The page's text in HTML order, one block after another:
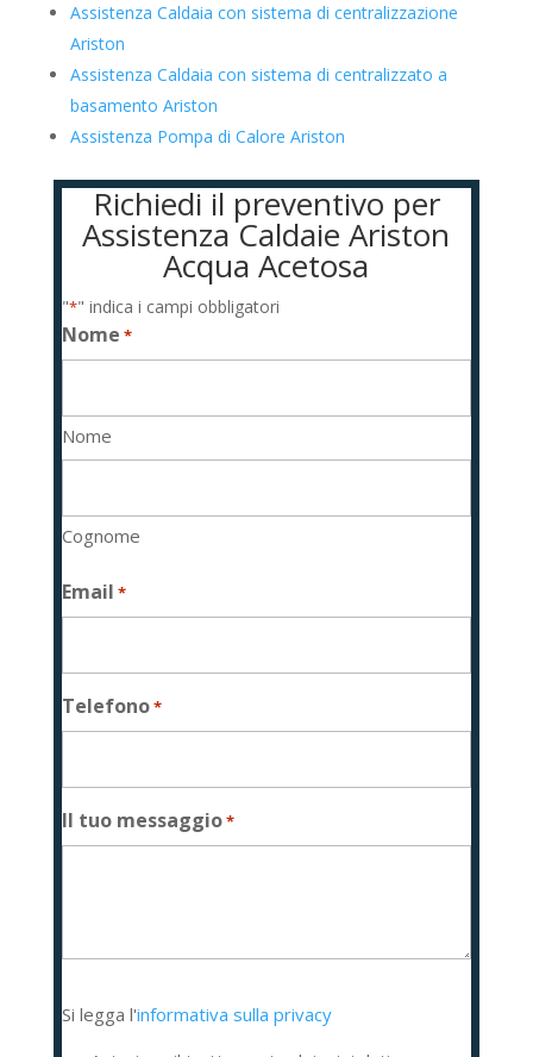
Assistenza Caldaia con sistema di centralizzazione
Ariston
Assistenza Caldaia con sistema di centralizzato a
basamento Ariston
Assistenza Pompa di Calore Ariston
Richiedi il preventivo per
Assistenza Caldaie Ariston
Acqua Acetosa
"*" indica i campi obbligatori
Nome *
Nome
Cognome
Email *
Telefono*
Il tuo messaggio*
legga
Si legga l'informativa sulla privacy